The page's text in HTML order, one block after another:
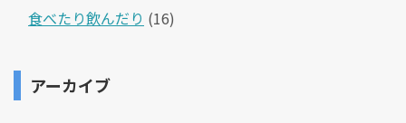
食べたり飲んだり (16)
アーカイブ